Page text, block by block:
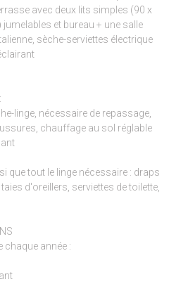
avec deux lits simples (90 x
et bureau + une salle
sèche-serviettes électrique
linge, nécessaire de repassage,
chauffage au sol réglable
que tout le linge nécessaire : draps
d'oreillers, serviettes de toilette,
chaque année :